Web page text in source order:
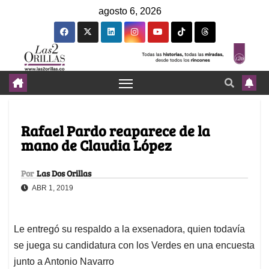
agosto 6, 2026
Rafael Pardo reaparece de la
mano de Claudia López
Por Las Dos Orillas
ABR 1, 2019
Le entregó su respaldo a la exsenadora, quien todavía
se juega su candidatura con los Verdes en una encuesta
junto a Antonio Navarro